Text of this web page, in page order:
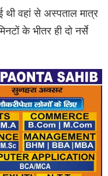
वहां से अस्पताल मात्र
के भीतर ही दो नर्से